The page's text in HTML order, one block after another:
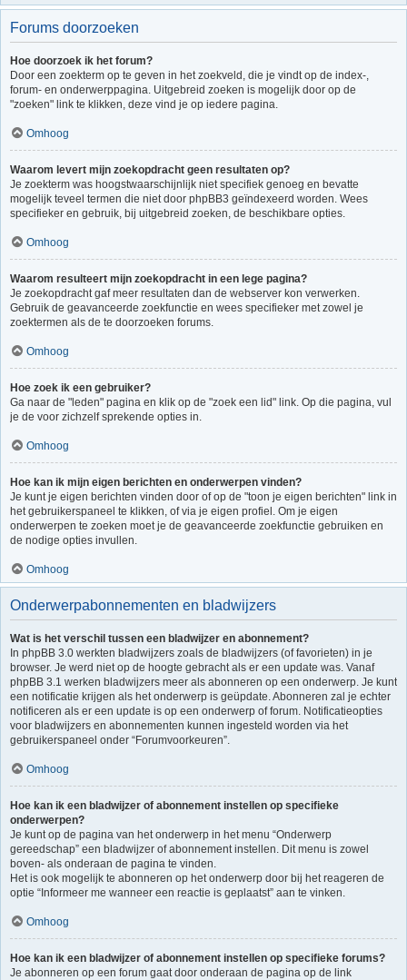
Forums doorzoeken
Hoe doorzoek ik het forum?
Door een zoekterm op te geven in het zoekveld, die je vindt op de index-,
forum- en onderwerppagina. Uitgebreid zoeken is mogelijk door op de
"zoeken" link te klikken, deze vind je op iedere pagina.
Omhoog
Waarom levert mijn zoekopdracht geen resultaten op?
Je zoekterm was hoogstwaarschijnlijk niet specifiek genoeg en bevatte
mogelijk teveel termen die niet door phpBB3 geïndexeerd worden. Wees
specifieker en gebruik, bij uitgebreid zoeken, de beschikbare opties.
Omhoog
Waarom resulteert mijn zoekopdracht in een lege pagina?
Je zoekopdracht gaf meer resultaten dan de webserver kon verwerken.
Gebruik de geavanceerde zoekfunctie en wees specifieker met zowel je
zoektermen als de te doorzoeken forums.
Omhoog
Hoe zoek ik een gebruiker?
Ga naar de "leden" pagina en klik op de "zoek een lid" link. Op die pagina, vul
je de voor zichzelf sprekende opties in.
Omhoog
Hoe kan ik mijn eigen berichten en onderwerpen vinden?
Je kunt je eigen berichten vinden door of op de "toon je eigen berichten" link in
het gebruikerspaneel te klikken, of via je eigen profiel. Om je eigen
onderwerpen te zoeken moet je de geavanceerde zoekfunctie gebruiken en
de nodige opties invullen.
Omhoog
Onderwerpabonnementen en bladwijzers
Wat is het verschil tussen een bladwijzer en abonnement?
In phpBB 3.0 werkten bladwijzers zoals de bladwijzers (of favorieten) in je
browser. Je werd niet op de hoogte gebracht als er een update was. Vanaf
phpBB 3.1 werken bladwijzers meer als abonneren op een onderwerp. Je kunt
een notificatie krijgen als het onderwerp is geüpdate. Abonneren zal je echter
notificeren als er een update is op een onderwerp of forum. Notificatieopties
voor bladwijzers en abonnementen kunnen ingesteld worden via het
gebruikerspaneel onder “Forumvoorkeuren”.
Omhoog
Hoe kan ik een bladwijzer of abonnement instellen op specifieke
onderwerpen?
Je kunt op de pagina van het onderwerp in het menu “Onderwerp
gereedschap” een bladwijzer of abonnement instellen. Dit menu is zowel
boven- als onderaan de pagina te vinden.
Het is ook mogelijk te abonneren op het onderwerp door bij het reageren de
optie “Informeer me wanneer een reactie is geplaatst” aan te vinken.
Omhoog
Hoe kan ik een bladwijzer of abonnement instellen op specifieke forums?
Je abonneren op een forum gaat door onderaan de pagina op de link